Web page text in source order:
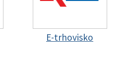
E-trhovisko